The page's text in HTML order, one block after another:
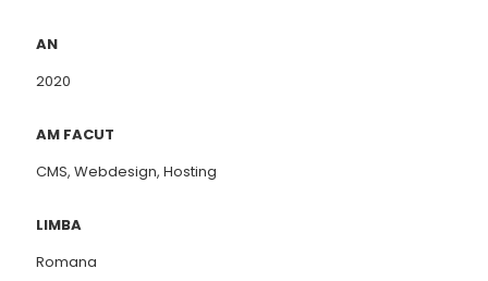
AN
2020
AM FACUT
CMS, Webdesign, Hosting
LIMBA
Romana